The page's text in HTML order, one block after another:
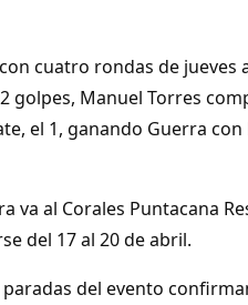
cuatro rondas de jueves
golpes, Manuel Torres
el 1, ganando Guerra
va al Corales Puntacana
del 17 al 20 de abril.
del evento